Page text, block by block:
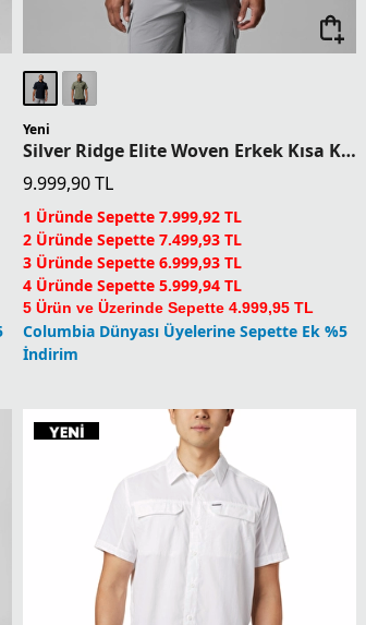
9.999,90TL
1 Üründe Sepette 7.999,92 TL
2 Üründe Sepette 7.499,93 TL
3 Üründe Sepette 6.999,93 TL
4 Üründe Sepette 5.999,94 TL
5 Ürün ve Üzerinde Sepette 4.999,95 TL
Columbia Dünyası Üyelerine Sepette Ek %5
İndirim